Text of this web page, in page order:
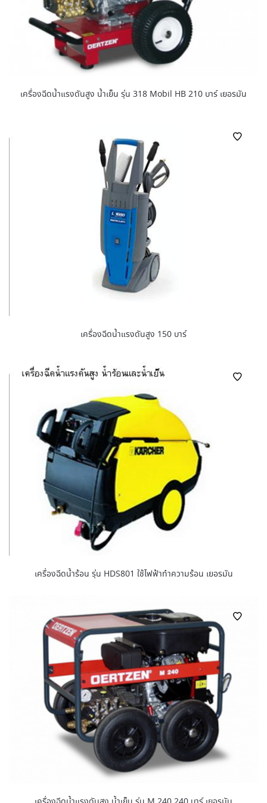
เครื่องฉีดน้ำแรงดันสูง น้ำเย็น รุ่น 318 Mobil HB 210 บาร์ เยอรมัน
เครื่องฉีดน้ำแรงดันสูง 150 บาร์
เครื่องฉีดน้ำร้อน รุ่น HDS801 ใช้ไฟฟ้าทำความร้อน เยอรมัน